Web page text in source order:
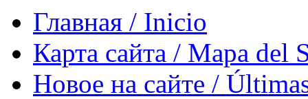
Главная / Inicio
Карта сайта / Mapa del
Новое на сайте /